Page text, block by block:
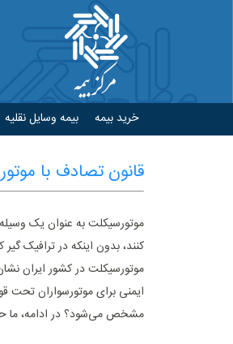
خرید بیمه بیمه وسایل نقلیه
قانون تصادف با
موتورسیکلت به عنوان یک
کنند، بدون اینکه در ترافیک گیر
موتورسیکلت در کشور ایران
ایمنی برای موتورسواران تحت
مشخص می‌شود؟ در ادامه، ما